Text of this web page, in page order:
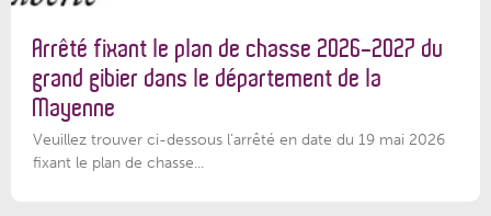
Arrêté fixant le plan de chasse 2026-2027 du
grand gibier dans le département de la
Mayenne
Veuillez trouver ci-dessous l’arrêté en date du 19 mai 2026
fixant le plan de chasse...